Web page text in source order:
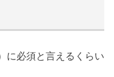
に必須と言えるくらい